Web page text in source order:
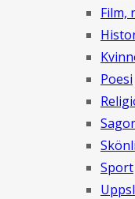
Film,
Poesi
Sagor
Sport